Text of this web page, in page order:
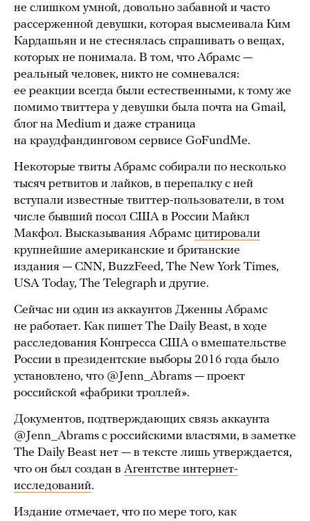
не слишком умной, довольно забавной и часто
рассерженной девушки, которая высмеивала Ким
Кардашьян и не стеснялась спрашивать о вещах,
которых не понимала. В том, что Абрамс —
реальный человек, никто не сомневался:
ее реакции всегда были естественными, к тому же
помимо твиттера у девушки была почта на Gmail,
блог на Medium и даже страница
на краудфандинговом сервисе GoFundMe.
Некоторые твиты Абрамс собирали по несколько
тысяч ретвитов и лайков, в перепалку с ней
вступали известные твиттер-пользователи, в том
числе бывший посол США в России Майкл
Макфол. Высказывания Абрамс цитировали
крупнейшие американские и британские
издания — CNN, BuzzFeed, The New York Times,
USA Today, The Telegraph и другие.
Сейчас ни один из аккаунтов Дженны Абрамс
не работает. Как пишет The Daily Beast, в ходе
расследования Конгресса США о вмешательстве
России в президентские выборы 2016 года было
установлено, что @Jenn_Abrams — проект
российской «фабрики троллей».
Документов, подтверждающих связь аккаунта
@Jenn_Abrams с российскими властями, в заметке
The Daily Beast нет — в тексте лишь утверждается,
что он был создан в Агентстве интернет-
исследований.
Издание отмечает, что по мере того, как